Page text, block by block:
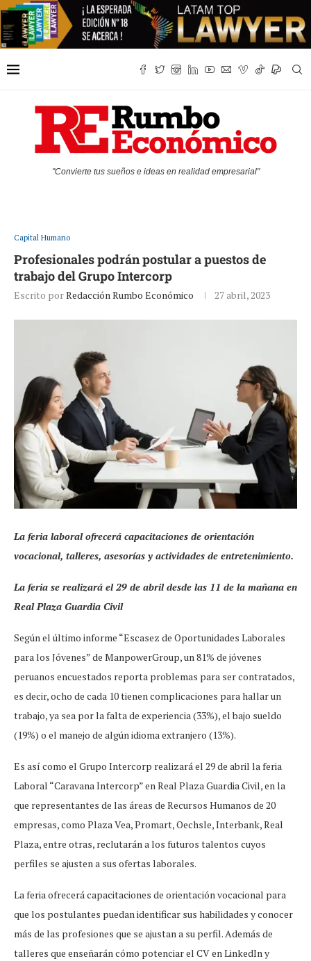
"Convierte tus sueños e ideas en realidad empresarial"
Capital Humano
Profesionales podrán postular a puestos de
trabajo del Grupo Intercorp
Escrito porRedacción Rumbo Económico 27 abril, 2023
La feria laboral ofrecerá capacitaciones de orientación
vocacional, talleres, asesorías y actividades de entretenimiento.
La feria se realizará el 29 de abril desde las 11 de la mañana en
Real Plaza Guardia Civil
Según el último informe “Escasez de Oportunidades Laborales
para los Jóvenes” de ManpowerGroup, un 81% de jóvenes
peruanos encuestados reporta problemas para ser contratados,
es decir, ocho de cada 10 tienen complicaciones para hallar un
trabajo, ya sea por la falta de experiencia (33%), el bajo sueldo
(19%) o el manejo de algún idioma extranjero (13%).
Es así como el Grupo Intercorp realizará el 29 de abril la feria
Laboral “Caravana Intercorp” en Real Plaza Guardia Civil, en la
que representantes de las áreas de Recursos Humanos de 20
empresas, como Plaza Vea, Promart, Oechsle, Interbank, Real
Plaza, entre otras, reclutarán a los futuros talentos cuyos
perfiles se ajusten a sus ofertas laborales.
La feria ofrecerá capacitaciones de orientación vocacional para
que los postulantes puedan identificar sus habilidades y conocer
más de las profesiones que se ajustan a su perfil. Además de
talleres que enseñarán cómo potenciar el CV en LinkedIn y